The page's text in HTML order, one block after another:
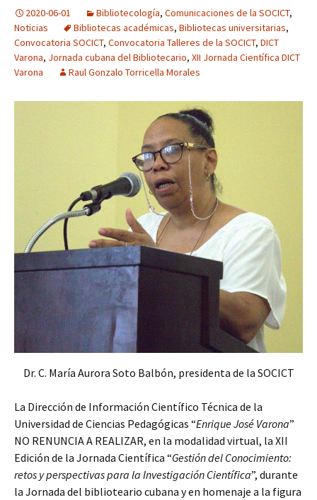
2020-06-01 Bibliotecología, Comunicaciones de la SOCICT,
Noticias
Bibliotecas académicas, Bibliotecas universitarias,
Convocatoria SOCICT, Convocatoria Talleres de la SOCICT, DICT
Varona, Jornada cubana del Bibliotecario, XII Jornada Científica DICT
Varona
Raul Gonzalo Torricella Morales
Dr. C. María Aurora Soto Balbón, presidenta de la SOCICT
La Dirección de Información Científico Técnica de la
Universidad de Ciencias Pedagógicas “Enrique José Varona”
NO RENUNCIA A REALIZAR, en la modalidad virtual, la XII
Edición de la Jornada Científica “Gestión del Conocimiento:
retos y perspectivas para la Investigación Científica”, durante
la Jornada del biblioteario cubana y en homenaje a la figura